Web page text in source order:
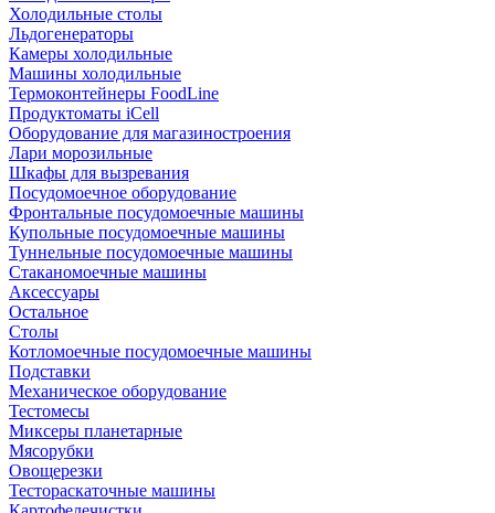
Холодильные столы
Льдогенераторы
Камеры холодильные
Машины холодильные
Термоконтейнеры FoodLine
Продуктоматы iCell
Оборудование для магазиностроения
Лари морозильные
Шкафы для вызревания
Посудомоечное оборудование
Фронтальные посудомоечные машины
Купольные посудомоечные машины
Туннельные посудомоечные машины
Стаканомоечные машины
Аксессуары
Остальное
Столы
Котломоечные посудомоечные машины
Подставки
Механическое оборудование
Тестомесы
Миксеры планетарные
Мясорубки
Овощерезки
Тестораскаточные машины